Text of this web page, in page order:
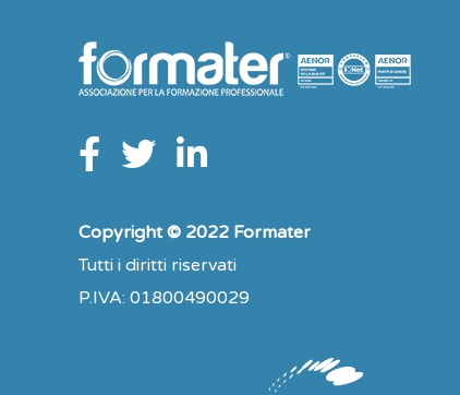
Copyright © 2022 Formater
Tutti i diritti riservati
P.IVA: 01800490029